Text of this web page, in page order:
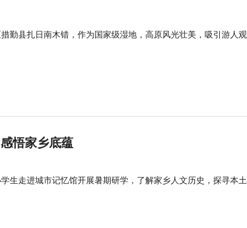
勤县扎日南木错，作为国家级湿地，高原风光壮美，吸引游人观
悟家乡底蕴
生走进城市记忆馆开展暑期研学，了解家乡人文历史，探寻本